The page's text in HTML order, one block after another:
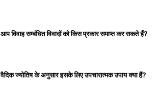
आप विवाह सम्बंधित विवादों को किस प्रकार समाप्त कर सकते हैं?
वैदिक ज्योतिष के अनुसार इसके लिए उपचारात्मक उपाय क्या हैं?